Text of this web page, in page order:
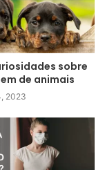
sobre
de animais
2023